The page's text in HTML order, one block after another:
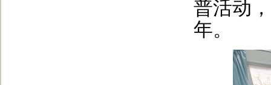
普活动
年。